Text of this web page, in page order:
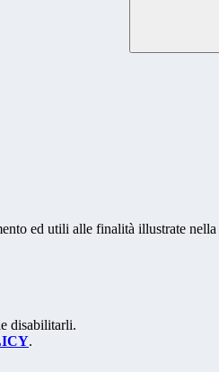
ed utili alle finalità illustrate nella
disabilitarli.
.